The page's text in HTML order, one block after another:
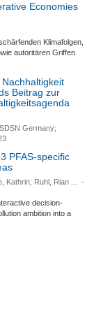
Economies
Klimafolgen,
autoritären Griffen
Beitrag zur
Germany;
PFAS-specific
Kathrin; Ruhl, Rian ...
-
decision-
ambition into a